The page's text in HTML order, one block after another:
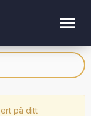
på ditt